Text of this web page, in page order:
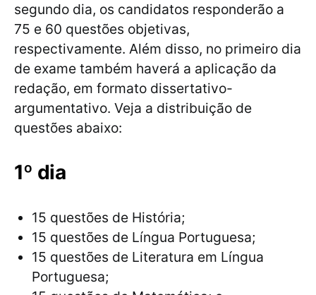
segundo dia, os candidatos responderão a
75 e 60 questões objetivas,
respectivamente. Além disso, no primeiro dia
de exame também haverá a aplicação da
redação, em formato dissertativo-
argumentativo. Veja a distribuição de
questões abaixo:
1º dia
15 questões de História;
15 questões de Língua Portuguesa;
15 questões de Literatura em Língua
Portuguesa;